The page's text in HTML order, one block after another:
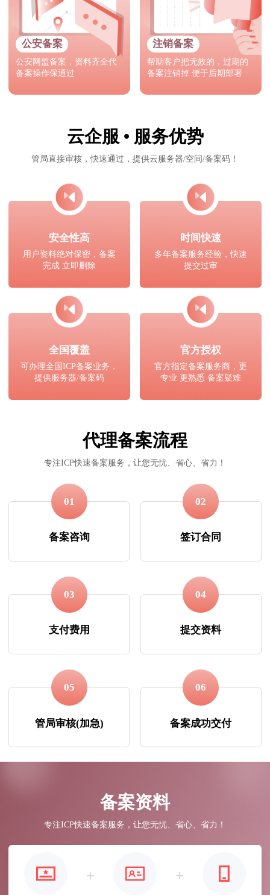
公安备案
公安网监备案，资料齐全代
备案操作保通过
注销备案
帮助客户把无效的，过期的
备案注销掉 便于后期部署
云企服 • 服务优势
管局直接审核，快速通过，提供云服务器/空间/备案码！
安全性高
用户资料绝对保密，备案
完成 立即删除
时间快速
多年备案服务经验，快速
提交过审
全国覆盖
可办理全国ICP备案业务，
提供服务器/备案码
官方授权
官方指定备案服务商，更
专业 更熟悉 备案疑难
代理备案流程
专注ICP快速备案服务，让您无忧、省心、省力！
01
备案咨询
02
签订合同
03
支付费用
04
提交资料
05
管局审核(加急)
06
备案成功交付
备案资料
专注ICP快速备案服务，让您无忧、省心、省力！